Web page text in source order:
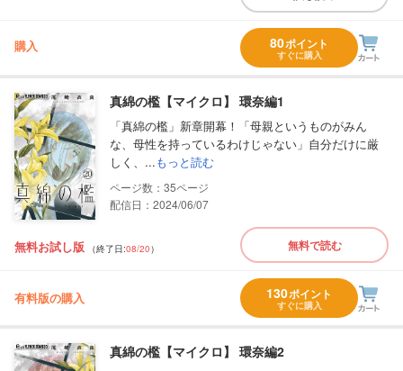
購入 80ポイント
すぐに購入
真綿の檻【マイクロ】 環奈編1
「真綿の檻」新章開幕！「母親というものがみん
な、母性を持っているわけじゃない」自分だけに厳
しく、...もっと読む
35
配信日：2024/06/07
無料お試し版 （終了日:08/20） 無料で読む
有料版の購入 130ポイント
すぐに購入
真綿の檻【マイクロ】 環奈編2